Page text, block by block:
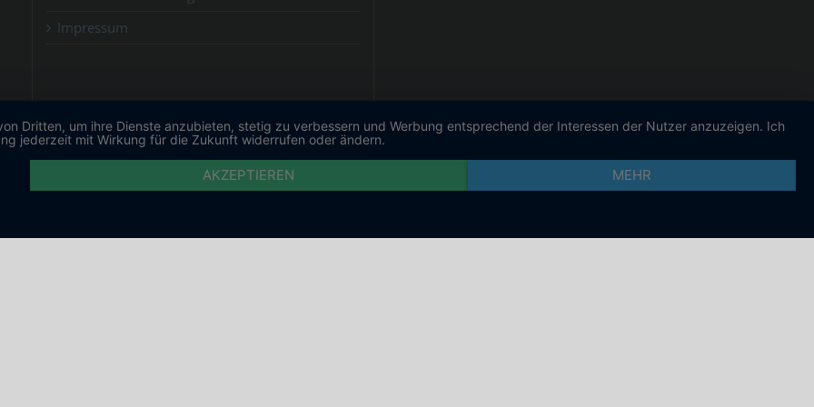
Impressum
Dritten, um ihre Dienste anzubieten, stetig zu verbessern und Werbung entsprechend der Interessen der Nutzer anzuzeigen. Ich
jederzeit mit Wirkung für die Zukunft widerrufen oder ändern.
AKZEPTIEREN MEHR